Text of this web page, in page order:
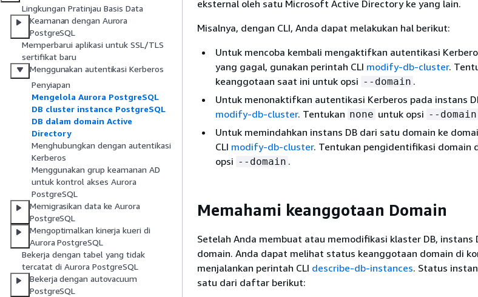
Lingkungan Pratinjau Basis Data
Keamanan dengan Aurora
PostgreSQL
Memperbarui aplikasi untuk SSL/TLS
sertifikat baru
Menggunakan autentikasi Kerberos
Penyiapan
Mengelola Aurora PostgreSQL
DB cluster instance PostgreSQL
DB dalam domain Active
Directory
Menghubungkan dengan autentikasi
Kerberos
Menggunakan grup keamanan AD
untuk kontrol akses Aurora
PostgreSQL
Memigrasikan data ke Aurora
PostgreSQL
Mengoptimalkan kinerja kueri di
Aurora PostgreSQL
Bekerja dengan tabel yang tidak
tercatat di Aurora PostgreSQL
Bekerja dengan autovacuum
PostgreSQL
eksternal oleh satu Microsoft Active Directory ke yang lain.
Misalnya, dengan CLI, Anda dapat melakukan hal berikut:
Untuk mencoba kembali mengaktifkan autentikasi
yang gagal, gunakan perintah CLI modify-db-cluster.
keanggotaan saat ini untuk opsi --domain .
Untuk menonaktifkan autentikasi Kerberos pada instans
modify-db-cluster. Tentukan none untuk opsi --domain
Untuk memindahkan instans DB dari satu domain ke
CLI modify-db-cluster. Tentukan pengidentifikasi domain
opsi --domain .
Memahami keanggotaan Domain
Setelah Anda membuat atau memodifikasi klaster DB, instans
domain. Anda dapat melihat status keanggotaan domain di
menjalankan perintah CLI describe-db-instances. Status
satu dari daftar berikut: